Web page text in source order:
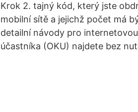
Krok 2. tajný kód, který jste
mobilní sítě a jejichž počet má
detailní návody pro
účastníka (OKU) najdete bez